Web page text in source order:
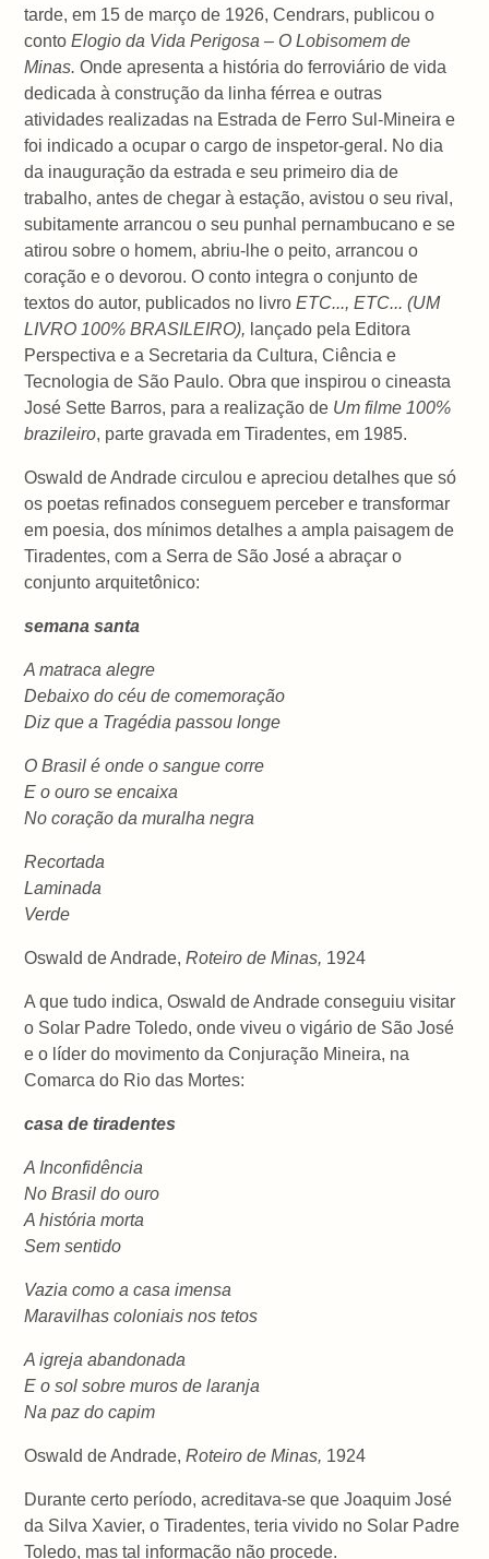
tarde, em 15 de março de 1926, Cendrars, publicou o
contoElogio da Vida Perigosa – O Lobisomem de
Minas.Onde apresenta a história do ferroviário de vida
dedicada à construção da linha férrea e outras
atividades realizadas na Estrada de Ferro Sul-Mineira e
foi indicado a ocupar o cargo de inspetor-geral. No dia
da inauguração da estrada e seu primeiro dia de
trabalho, antes de chegar à estação, avistou o seu rival,
subitamente arrancou o seu punhal pernambucano e se
atirou sobre o homem, abriu-lhe o peito, arrancou o
coração e o devorou. O conto integra o conjunto de
textos do autor, publicados no livroETC..., ETC... (UM
LIVRO 100% BRASILEIRO), lançado pela Editora
Perspectiva e a Secretaria da Cultura, Ciência e
Tecnologia de São Paulo. Obra que inspirou o cineasta
José Sette Barros, para a realização de Um filme 100%
brazileiro, parte gravada em Tiradentes, em 1985.
Oswald de Andrade circulou e apreciou detalhes que só
os poetas refinados conseguem perceber e transformar
em poesia, dos mínimos detalhes a ampla paisagem de
Tiradentes, com a Serra de São José a abraçar o
conjunto arquitetônico:
semana santa
A matraca alegre
Debaixo do céu de comemoração
Diz que a Tragédia passou longe
O Brasil é onde o sangue corre
E o ouro se encaixa
No coração da muralha negra
Recortada
Laminada
Verde
Oswald de Andrade, Roteiro de Minas, 1924
A que tudo indica, Oswald de Andrade conseguiu visitar
o Solar Padre Toledo, onde viveu o vigário de São José
e o líder do movimento da Conjuração Mineira, na
Comarca do Rio das Mortes:
casa de tiradentes
A Inconfidência
No Brasil do ouro
A história morta
Sem sentido
Vazia como a casa imensa
Maravilhas coloniais nos tetos
A igreja abandonada
E o sol sobre muros de laranja
Na paz do capim
Oswald de Andrade, Roteiro de Minas, 1924
Durante certo período, acreditava-se que Joaquim José
da Silva Xavier, o Tiradentes, teria vivido no Solar Padre
Toledo, mas tal informação não procede.